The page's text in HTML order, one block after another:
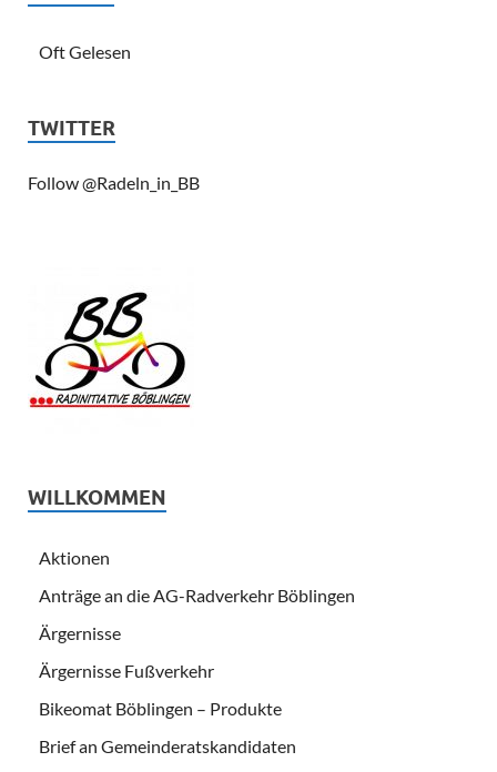
Oft Gelesen
TWITTER
Follow @Radeln_in_BB
WILLKOMMEN
Aktionen
Anträge an die AG-Radverkehr Böblingen
Ärgernisse
Ärgernisse Fußverkehr
Bikeomat Böblingen – Produkte
Brief an Gemeinderatskandidaten